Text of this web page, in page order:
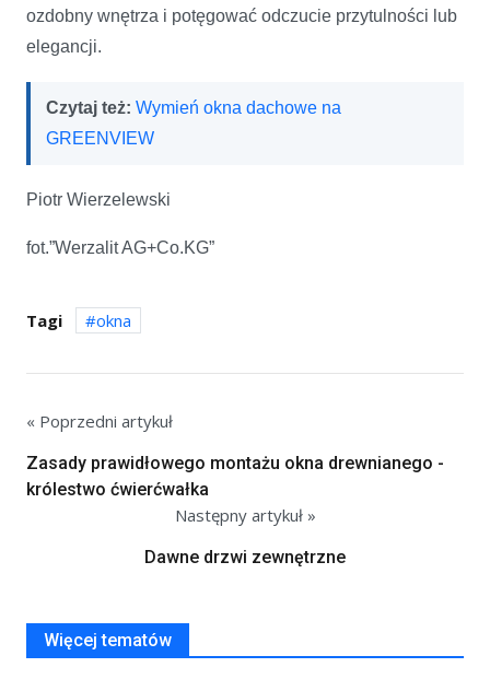
ozdobny wnętrza i potęgować odczucie przytulności lub
elegancji.
Czytaj też: Wymień okna dachowe na
GREENVIEW
Piotr Wierzelewski
fot.”Werzalit AG+Co.KG”
Tagi okna
« Poprzedni artykuł
Zasady prawidłowego montażu okna drewnianego -
królestwo ćwierćwałka
Następny artykuł »
Dawne drzwi zewnętrzne
Więcej tematów